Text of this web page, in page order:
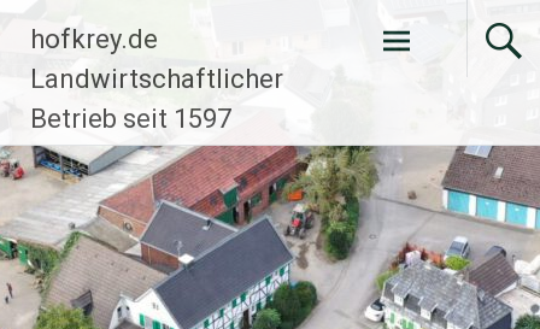
Zum
Inhalt
springen
hofkrey.de
Landwirtschaftlicher
Betrieb seit 1597